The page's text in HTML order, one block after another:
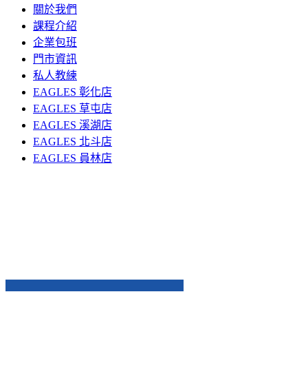
關於我們
課程介紹
企業包班
門市資訊
私人教練
EAGLES 彰化店
EAGLES 草屯店
EAGLES 溪湖店
EAGLES 北斗店
EAGLES 員林店